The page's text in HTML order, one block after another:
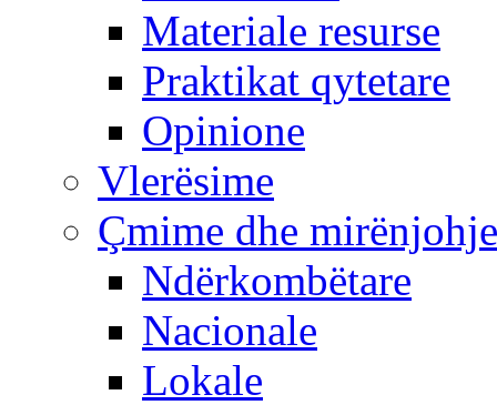
Materiale resurse
Praktikat qytetare
Opinione
Vlerësime
Çmime dhe mirënjohje
Ndërkombëtare
Nacionale
Lokale